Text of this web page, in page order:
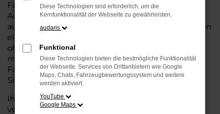
Fahrzeug suchen.Mit seiner erstklassigen
Ausstattung, der niedrigen Laufleistung und der
ausgezeichneten Pflege ist dieser Gebrauchtwagen
eine kostengünstige Alternative zum Neuwagen,
ohne auf Komfort und Qualität verzichten zu
müssen. Ob im Stadtverkehr oder für längere
Fahrten, der Kamiq überzeugt durch Fahrkomfort,
Sicherheit und Wirtschaftlichkeit.
Ihr Škoda Autohaus in Bremervörde ist Ihr
vertrauenswürdiger Partner, wenn es um
Diese Technologien sind erforderlich, um die
Kernfunktionalität der Webseite zu gewährleisten.
audaris
Funktional
Diese Technologien bieten die bestmögliche Funktionalität
der Webseite. Services von Drittanbietern wie Google
Maps, Chats, Fahrzeugbewertungssystem und weitere
werden aktiviert.
YouTube
Google Maps